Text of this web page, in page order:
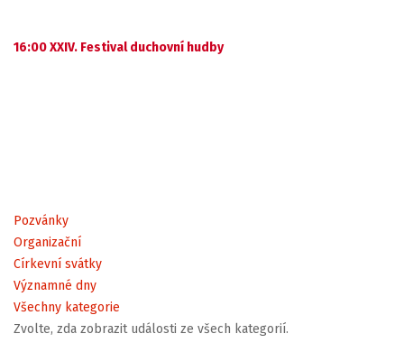
16:00 XXIV. Festival duchovní hudby
Pozvánky
Organizační
Církevní svátky
Významné dny
Všechny kategorie
Zvolte, zda zobrazit události ze všech kategorií.